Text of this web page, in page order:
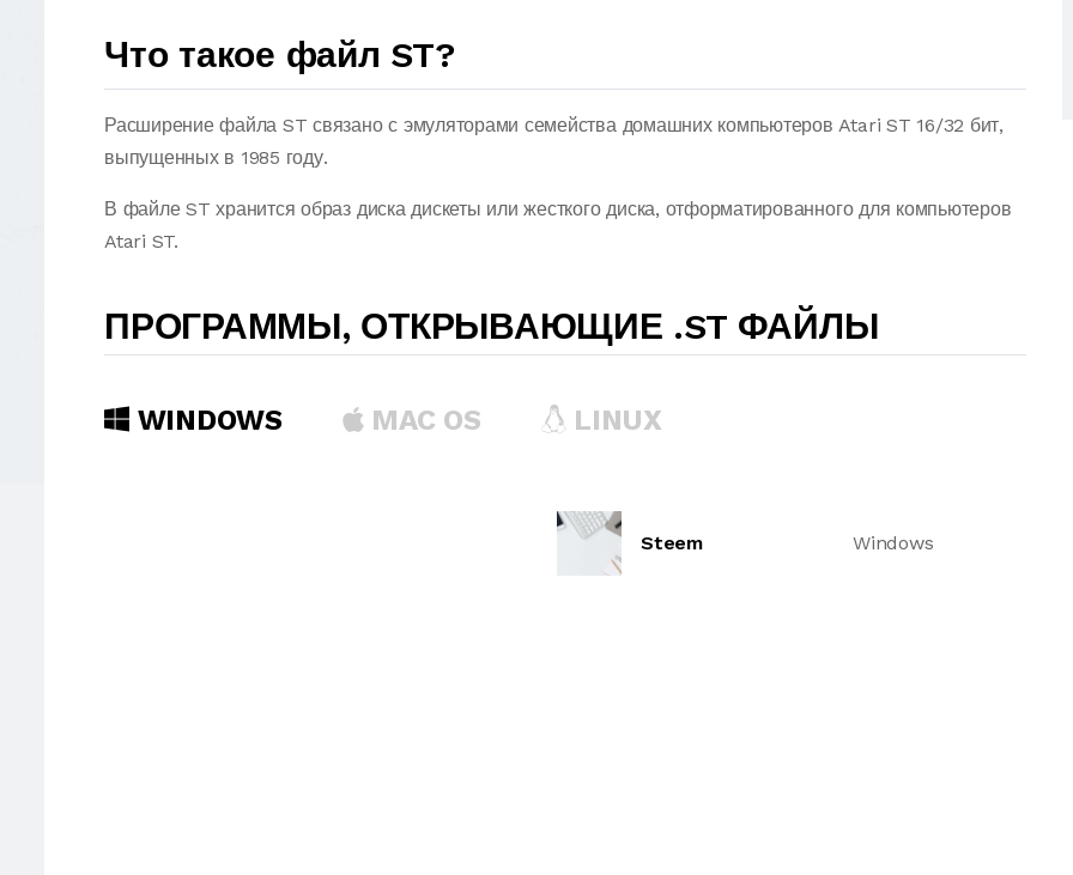
Что такое файл ST?
Расширение файла ST связано с эмуляторами семейства домашних компьютеров Atari ST 16/32 бит,
выпущенных в 1985 году.
В файле ST хранится образ диска дискеты или жесткого диска, отформатированного для компьютеров
Atari ST.
ПРОГРАММЫ, ОТКРЫВАЮЩИЕ .ST ФАЙЛЫ
WINDOWS MAC OS LINUX
Steem Windows